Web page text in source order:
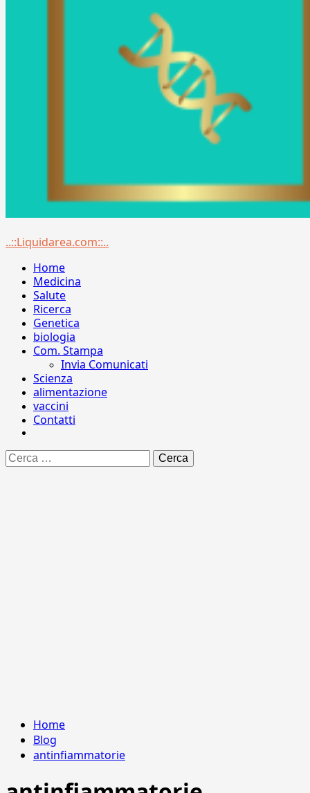
Menu
..::Liquidarea.com::..
Home
Medicina
Salute
Ricerca
Genetica
biologia
Com. Stampa
Invia Comunicati
Scienza
alimentazione
vaccini
Contatti
Ricerca
per:
Home
Blog
antinfiammatorie